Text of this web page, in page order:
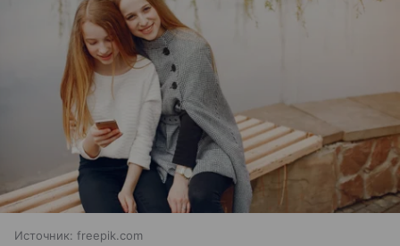
Источник: freepik.com